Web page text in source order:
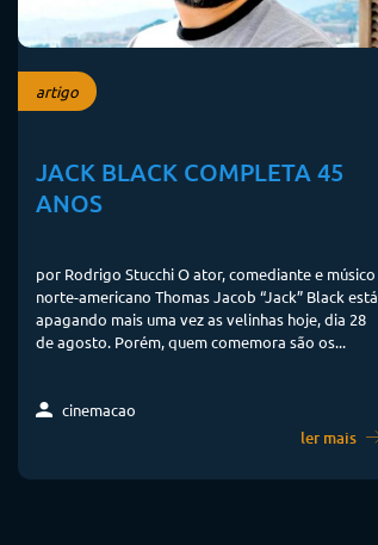
artigo
JACK BLACK COMPLETA 45
ANOS
por Rodrigo Stucchi O ator, comediante e músico
norte-americano Thomas Jacob “Jack” Black está
apagando mais uma vez as velinhas hoje, dia 28
de agosto. Porém, quem comemora são os...
cinemacao
ler mais